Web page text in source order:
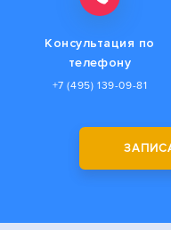
Консультация по
телефону
+7 (495) 139-09-81